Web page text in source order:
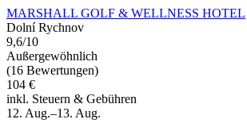
MARSHALL GOLF & WELLNESS HOTEL
Dolní Rychnov
9,6/10
Außergewöhnlich
(16 Bewertungen)
104 €
inkl. Steuern & Gebühren
12. Aug.–13. Aug.